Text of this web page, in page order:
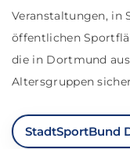
Veranstaltungen, in
öffentlichen
die in Dortmund
Altersgruppen
StadtSportBund